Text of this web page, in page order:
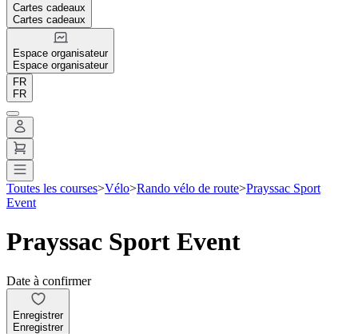
Cartes cadeaux
Cartes cadeaux
Espace organisateur
Espace organisateur
FR
FR
Toutes les courses>Vélo>Rando vélo de route>Prayssac Sport
Event
Prayssac Sport Event
Date à confirmer
Enregistrer
Enregistrer